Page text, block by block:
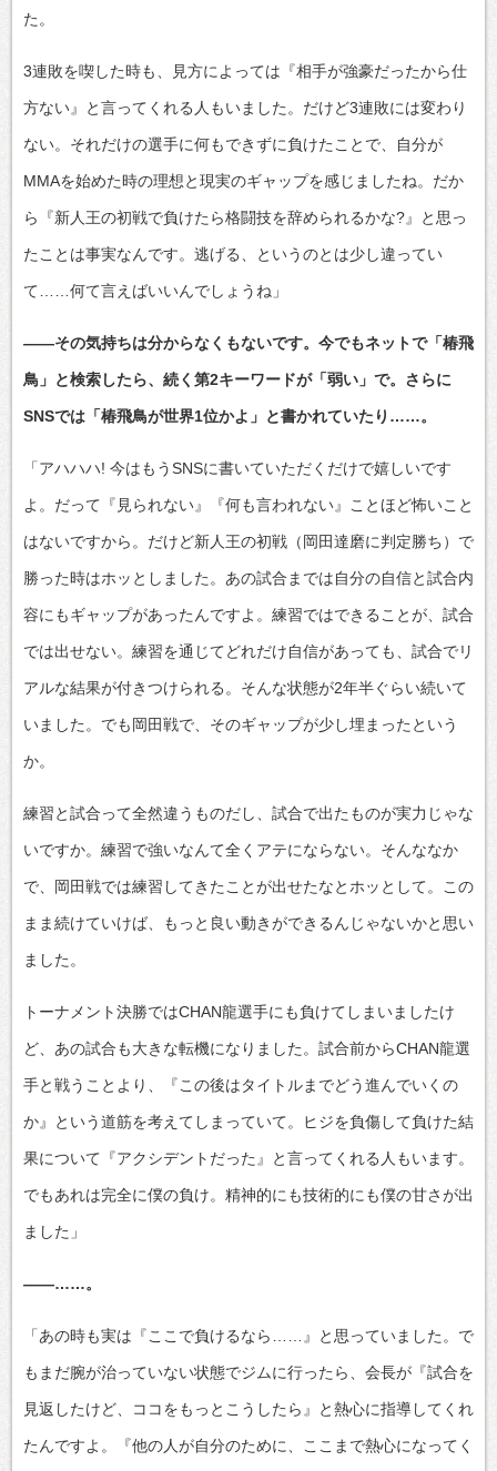
た。
3連敗を喫した時も、見方によっては『相手が強豪だったから仕
方ない』と言ってくれる人もいました。だけど3連敗には変わり
ない。それだけの選手に何もできずに負けたことで、自分が
MMAを始めた時の理想と現実のギャップを感じましたね。だか
ら『新人王の初戦で負けたら格闘技を辞められるかな?』と思っ
たことは事実なんです。逃げる、というのとは少し違ってい
て……何て言えばいいんでしょうね」
――その気持ちは分からなくもないです。今でもネットで「椿飛
鳥」と検索したら、続く第2キーワードが「弱い」で。さらに
SNSでは「椿飛鳥が世界1位かよ」と書かれていたり……。
「アハハハ! 今はもうSNSに書いていただくだけで嬉しいです
よ。だって『見られない』『何も言われない』ことほど怖いこと
はないですから。だけど新人王の初戦（岡田達磨に判定勝ち）で
勝った時はホッとしました。あの試合までは自分の自信と試合内
容にもギャップがあったんですよ。練習ではできることが、試合
では出せない。練習を通じてどれだけ自信があっても、試合でリ
アルな結果が付きつけられる。そんな状態が2年半ぐらい続いて
いました。でも岡田戦で、そのギャップが少し埋まったという
か。
練習と試合って全然違うものだし、試合で出たものが実力じゃな
いですか。練習で強いなんて全くアテにならない。そんななか
で、岡田戦では練習してきたことが出せたなとホッとして。この
まま続けていけば、もっと良い動きができるんじゃないかと思い
ました。
トーナメント決勝ではCHAN龍選手にも負けてしまいましたけ
ど、あの試合も大きな転機になりました。試合前からCHAN龍選
手と戦うことより、『この後はタイトルまでどう進んでいくの
か』という道筋を考えてしまっていて。ヒジを負傷して負けた結
果について『アクシデントだった』と言ってくれる人もいます。
でもあれは完全に僕の負け。精神的にも技術的にも僕の甘さが出
ました」
――……。
「あの時も実は『ここで負けるなら……』と思っていました。で
もまだ腕が治っていない状態でジムに行ったら、会長が『試合を
見返したけど、ココをもっとこうしたら』と熱心に指導してくれ
たんですよ。『他の人が自分のために、ここまで熱心になってく